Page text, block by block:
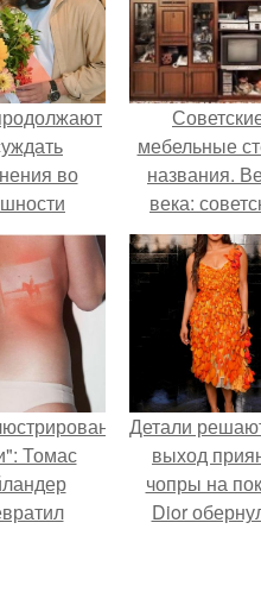
во
мебельные
названия.
века:
стенки 80-
Томас
Детали
выход
чопры на
Dior